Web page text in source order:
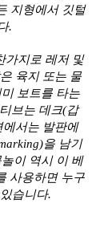
지형에서 깃털
.
가지로 레저 및
육지 또는 물
보트를 타는
브는 데크(갑
서는 발판에
을 남기
이 역시 이 베
사용하면 누구
습니다.